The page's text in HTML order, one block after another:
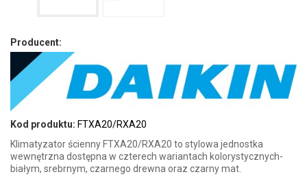
Producent:
Kod produktu: FTXA20/RXA20
Klimatyzator ścienny FTXA20/RXA20 to stylowa jednostka
wewnętrzna dostępna w czterech wariantach kolorystycznych-
białym, srebrnym, czarnego drewna oraz czarny mat.